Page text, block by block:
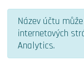
Název účtu
internetových
Analytics.